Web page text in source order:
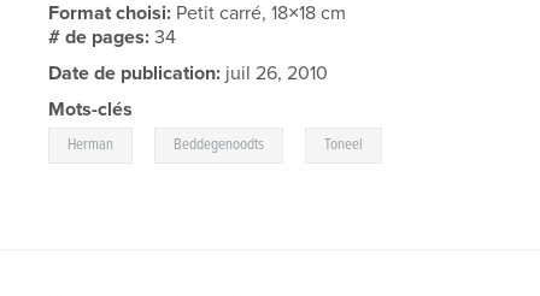
Format choisi: Petit carré, 18×18 cm
# de pages:34
Date de publication: juil 26, 2010
Mots-clés
Herman Beddegenoodts Toneel